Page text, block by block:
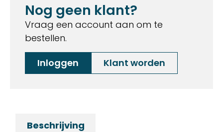
Nog geen klant?
Vraag een account aan om te
bestellen.
Inloggen
Klant worden
Beschrijving